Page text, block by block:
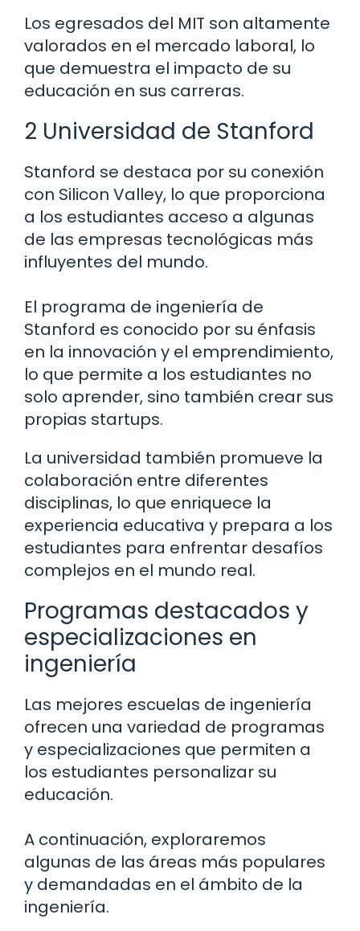
Los egresados del MIT son altamente
valorados en el mercado laboral, lo
que demuestra el impacto de su
educación en sus carreras.
2 Universidad de Stanford
Stanford se destaca por su conexión
con Silicon Valley, lo que proporciona
a los estudiantes acceso a algunas
de las empresas tecnológicas más
influyentes del mundo.
El programa de ingeniería de
Stanford es conocido por su énfasis
en la innovación y el emprendimiento,
lo que permite a los estudiantes no
solo aprender, sino también crear sus
propias startups.
La universidad también promueve la
colaboración entre diferentes
disciplinas, lo que enriquece la
experiencia educativa y prepara a los
estudiantes para enfrentar desafíos
complejos en el mundo real.
Programas destacados y
especializaciones en
ingeniería
Las mejores escuelas de ingeniería
ofrecen una variedad de programas
y especializaciones que permiten a
los estudiantes personalizar su
educación.
A continuación, exploraremos
algunas de las áreas más populares
y demandadas en el ámbito de la
ingeniería.